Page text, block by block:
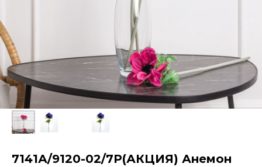
7141А/9120-02/7Р(АКЦИЯ) Анемон